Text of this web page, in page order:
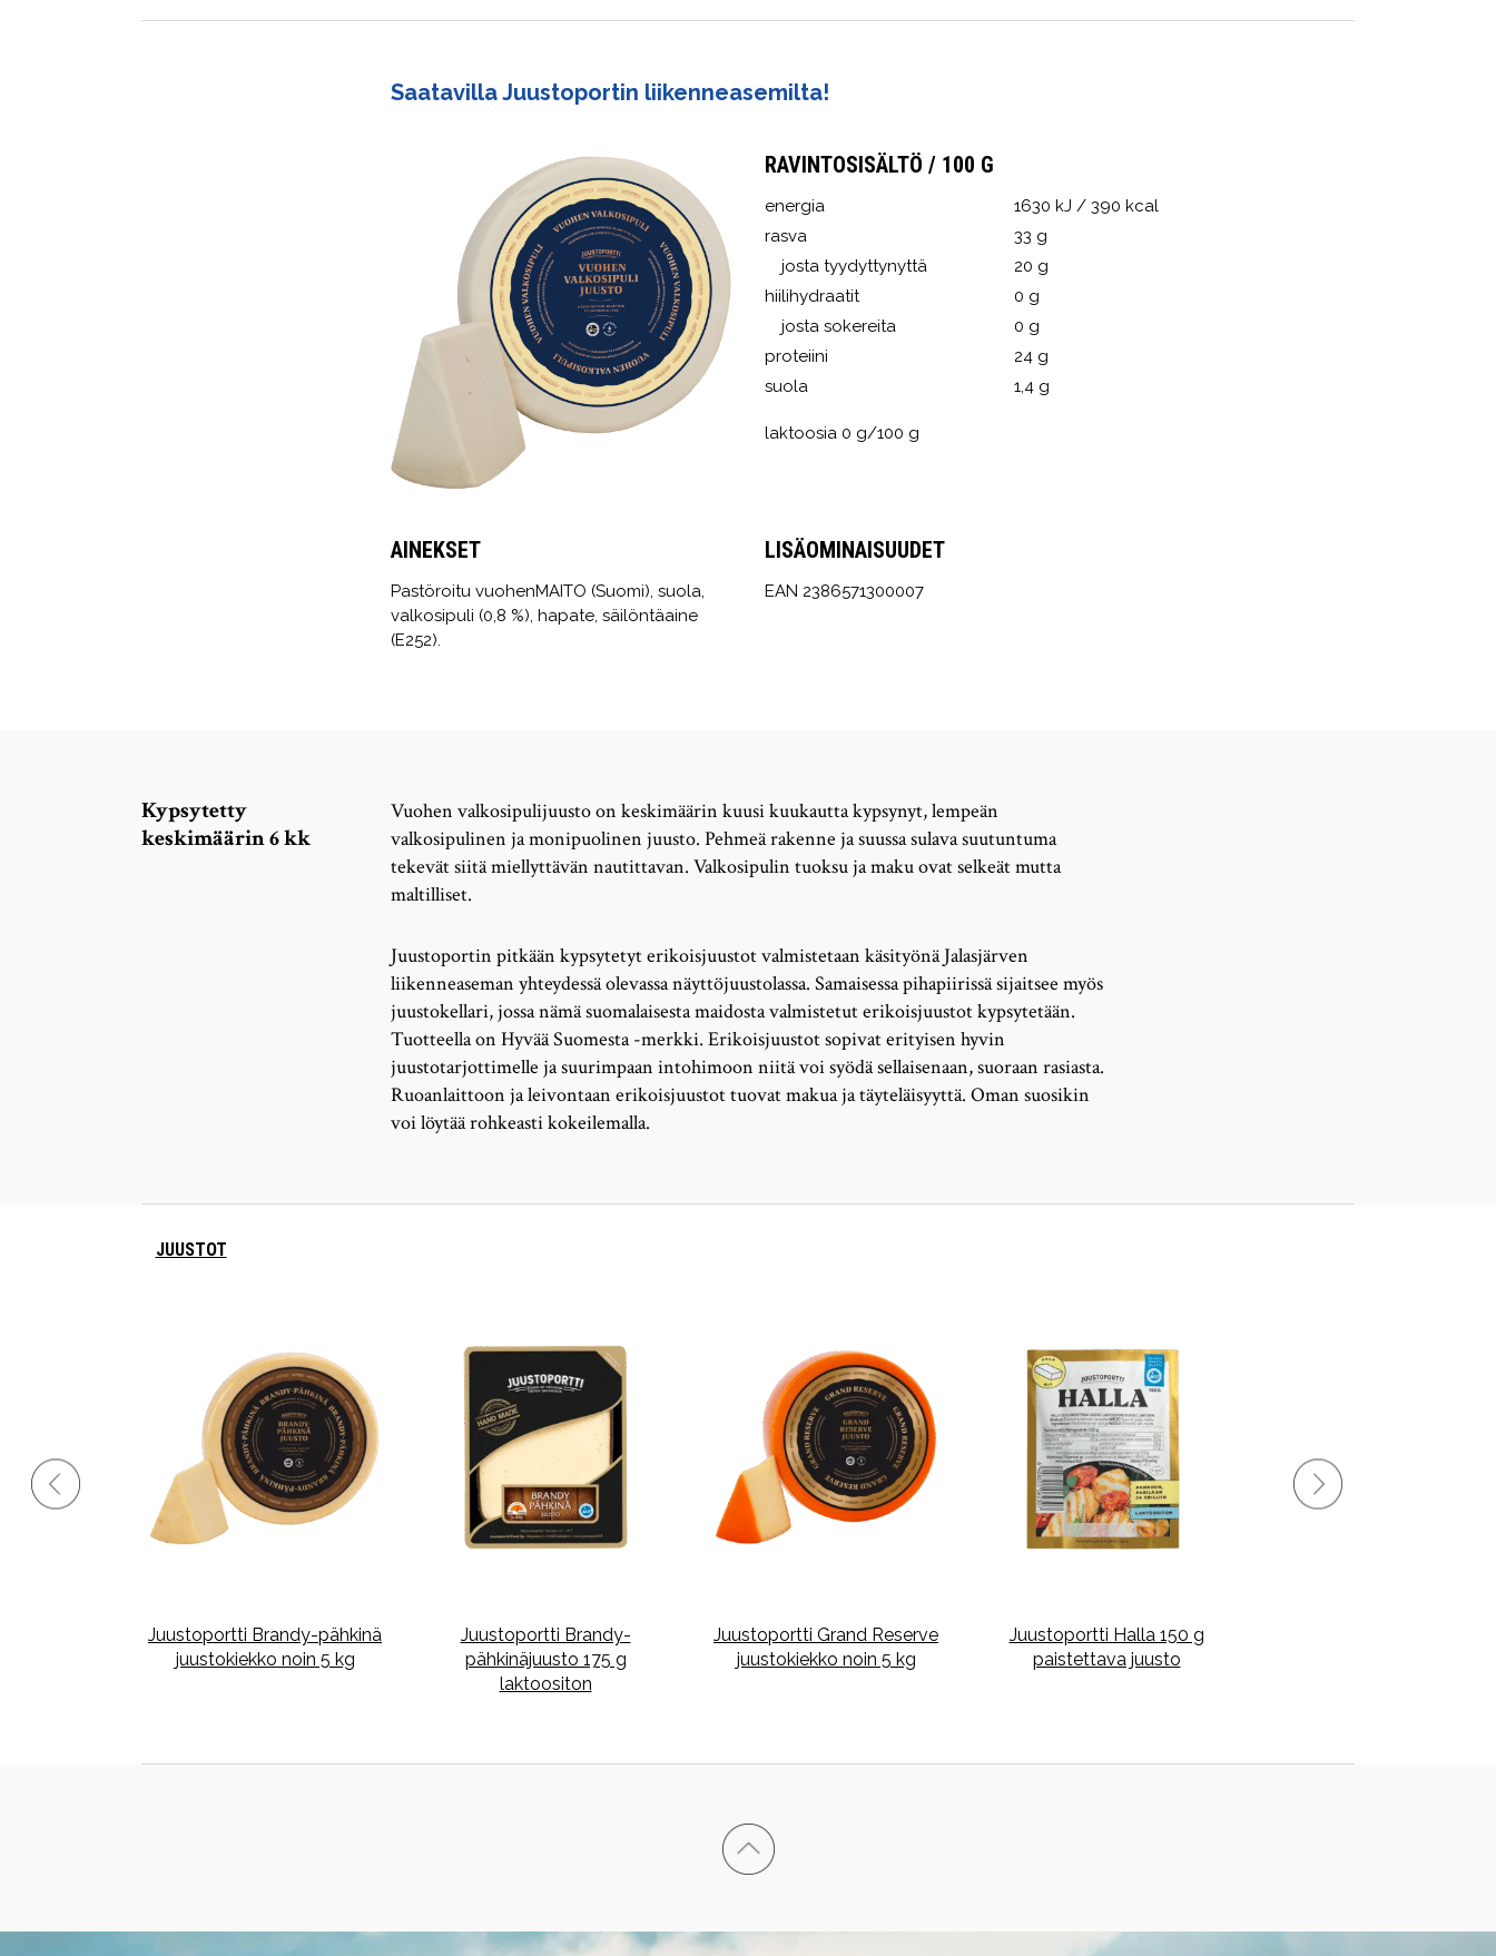
Saatavilla Juustoportin liikenneasemilta!
RAVINTOSISÄLTÖ / 100 G
energia
1630 kJ / 390 kcal
rasva
33 g
josta tyydyttynyttä
20 g
hiilihydraatit
0 g
josta sokereita
0 g
proteiini
24 g
suola
1,4 g
laktoosia 0 g/100 g
AINEKSET
Pastöroitu vuohenMAITO (Suomi), suola,
valkosipuli (0,8 %), hapate, säilöntäaine
(E252).
LISÄOMINAISUUDET
EAN 2386571300007
Kypsytetty
keskimäärin 6 kk
Vuohen valkosipulijuusto on keskimäärin kuusi kuukautta kypsynyt, lempeän
valkosipulinen ja monipuolinen juusto. Pehmeä rakenne ja suussa sulava suutuntuma
tekevät siitä miellyttävän nautittavan. Valkosipulin tuoksu ja maku ovat selkeät mutta
maltilliset.
Juustoportin pitkään kypsytetyt erikoisjuustot valmistetaan käsityönä Jalasjärven
liikenneaseman yhteydessä olevassa näyttöjuustolassa. Samaisessa pihapiirissä sijaitsee myös
juustokellari, jossa nämä suomalaisesta maidosta valmistetut erikoisjuustot kypsytetään.
Tuotteella on Hyvää Suomesta -merkki. Erikoisjuustot sopivat erityisen hyvin
juustotarjottimelle ja suurimpaan intohimoon niitä voi syödä sellaisenaan, suoraan rasiasta.
Ruoanlaittoon ja leivontaan erikoisjuustot tuovat makua ja täyteläisyyttä. Oman suosikin
voi löytää rohkeasti kokeilemalla.
JUUSTOT
Juustoportti Brandy-pähkinä
juustokiekko noin 5 kg
Juustoportti Brandy-
pähkinäjuusto 175 g
laktoositon
Juustoportti Grand Reserve
juustokiekko noin 5 kg
Juustoportti Halla 150 g
paistettava juusto